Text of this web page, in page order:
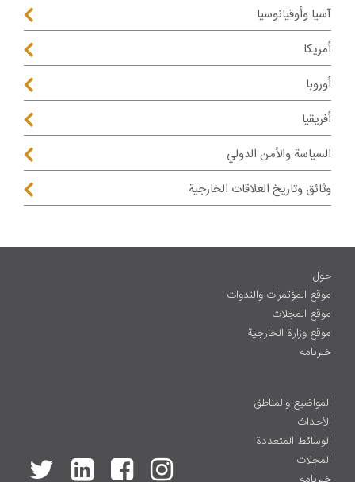
آسيا وأوقيانوسيا
أمريكا
أوروبا
أفريقيا
السياسة والأمن الدولي
وثائق وتاريخ العلاقات الخارجية
حول
موقع المؤتمرات والندوات
موقع المجلات
موقع وزارة الخارجية
خبرنامه
المواضيع والمناطق
الأحداث
الوسائط المتعددة
المجلات